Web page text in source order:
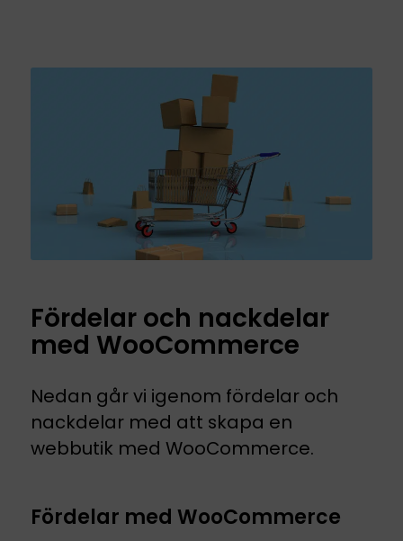
Fördelar och nackdelar
med WooCommerce
Nedan går vi igenom fördelar och
nackdelar med att skapa en
webbutik med WooCommerce.
Fördelar med WooCommerce